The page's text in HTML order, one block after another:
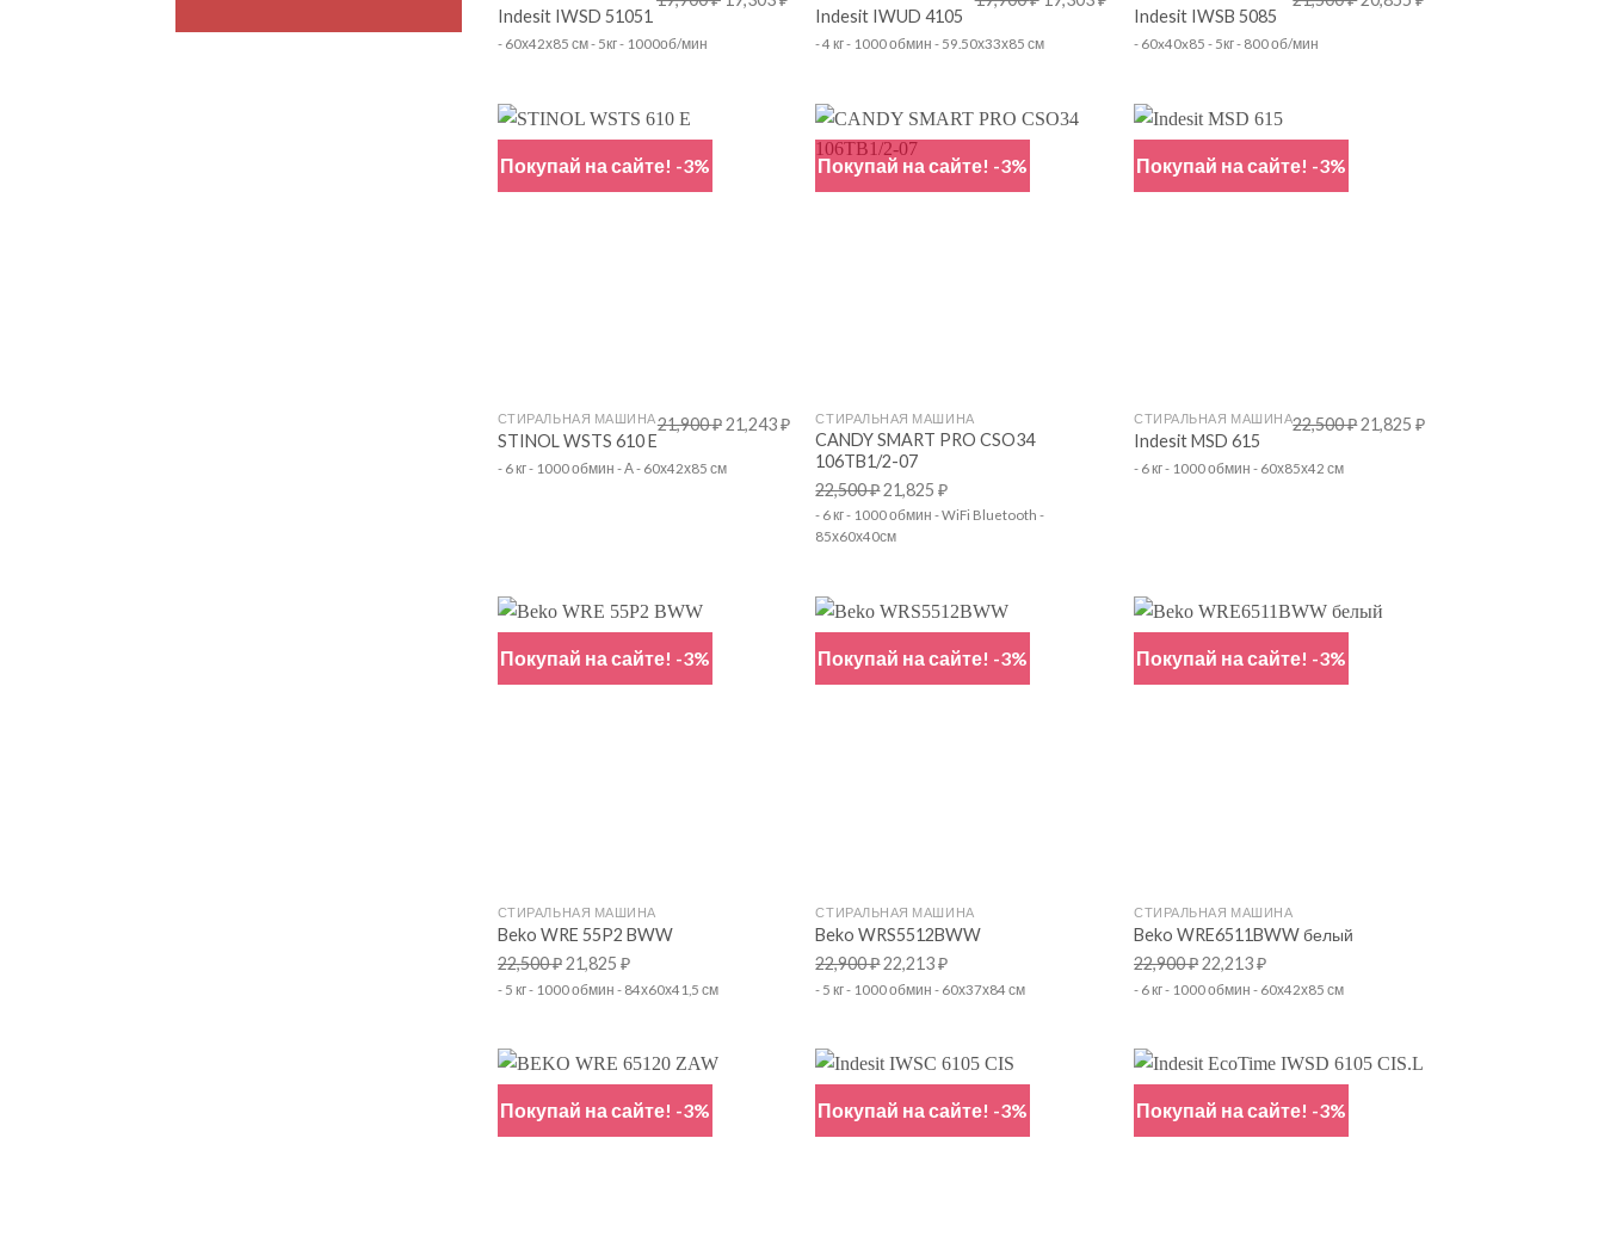
Indesit IWSD 51051
- 60х42х85 см - 5кг - 1000об/мин
Indesit IWUD 4105
- 4 кг - 1000 обмин - 59.50х33х85 см
Indesit IWSB 5085
- 60x40x85 - 5кг - 800 об/мин
Покупай на сайте! -3%
СТИРАЛЬНАЯ МАШИНА
STINOL WSTS 610 E
21,900₽21,243₽
- 6 кг - 1000 обмин - А - 60х42х85 см
Покупай на сайте! -3%
СТИРАЛЬНАЯ МАШИНА
CANDY SMART PRO CSO34
106TB1/2-07
22,500₽21,825₽
- 6 кг - 1000 обмин - WiFi Bluetooth -
85х60х40см
Покупай на сайте! -3%
СТИРАЛЬНАЯ МАШИНА
Indesit MSD 615
22,500₽21,825₽
- 6 кг - 1000 обмин - 60х85х42 см
Покупай на сайте! -3%
СТИРАЛЬНАЯ МАШИНА
Beko WRE 55P2 BWW
22,500₽21,825 ₽
- 5 кг - 1000 обмин - 84х60х41,5 см
Покупай на сайте! -3%
СТИРАЛЬНАЯ МАШИНА
Beko WRS5512BWW
22,900₽22,213₽
- 5 кг - 1000 обмин - 60х37х84 см
Покупай на сайте! -3%
СТИРАЛЬНАЯ МАШИНА
Beko WRE6511BWW белый
22,900₽22,213₽
- 6 кг - 1000 обмин - 60х42х85 см
Покупай на сайте! -3% Покупай на сайте! -3% Покупай на сайте! -3%